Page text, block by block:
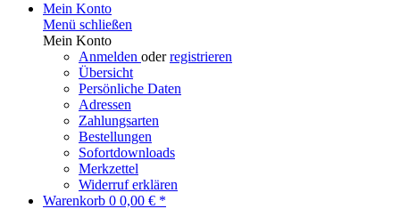
Mein Konto
Menü schließen
Mein Konto
Anmelden oderregistrieren
Übersicht
Persönliche Daten
Adressen
Zahlungsarten
Bestellungen
Sofortdownloads
Merkzettel
Widerruf erklären
Warenkorb 0 0,00 € *